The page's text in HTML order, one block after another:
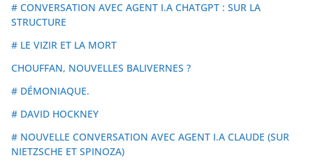
# CONVERSATION AVEC AGENT I.A CHATGPT : SUR LA
STRUCTURE
# LE VIZIR ET LA MORT
CHOUFFAN, NOUVELLES BALIVERNES ?
# DÉMONIAQUE.
# DAVID HOCKNEY
# NOUVELLE CONVERSATION AVEC AGENT I.A CLAUDE (SUR
NIETZSCHE ET SPINOZA)